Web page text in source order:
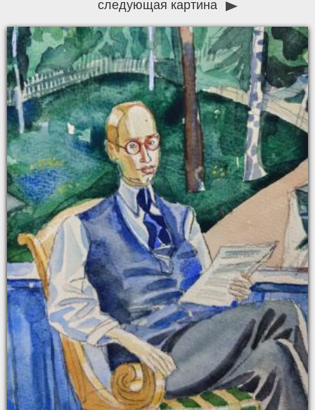
следующая картина